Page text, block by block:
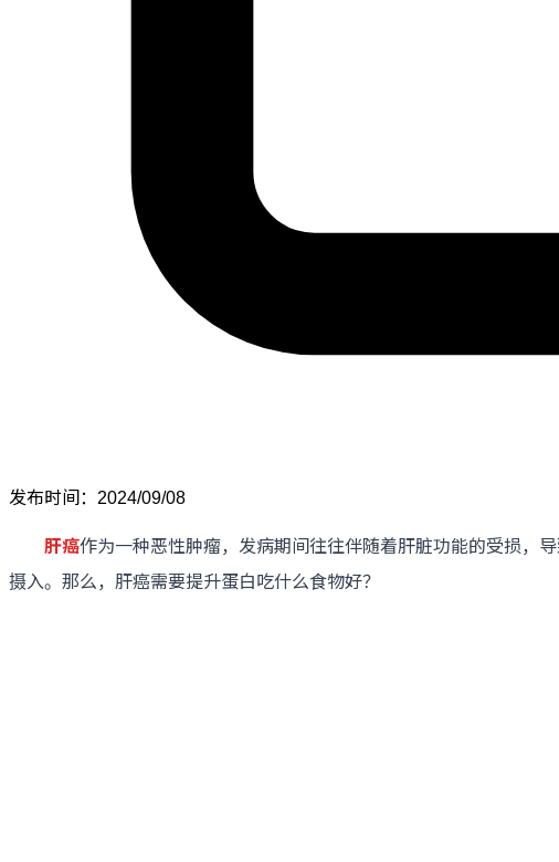
发布时间：2024/09/08
肝癌作为一种恶性肿瘤，发病期间往往伴随着肝脏功能的受损，
摄入。那么，肝癌需要提升蛋白吃什么食物好？